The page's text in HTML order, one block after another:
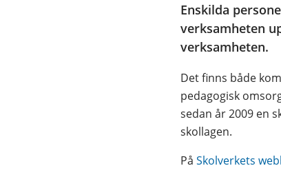
Enskilda
verksamheten
verksamheten.
Det finns både
pedagogisk
sedan år 2009 en
skollagen.
På Skolverkets